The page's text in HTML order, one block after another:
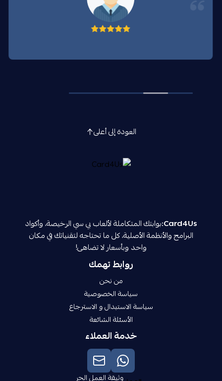
العودة إلى أعلى
Card4Us: بوابتك المتكاملة لألعاب بي سي الرخيصة، وأكواد
البرامج والأنظمة الأصلية، كل ما تحتاجه لتقنياتك في مكان
واحد وبأسعار لا تضاهى!
روابط تهمك
من نحن
سياسة الخصوصية
سياسة الاستبدال و الاسترجاع
الأسئلة الشائعة
خدمة العملاء
وثيقة العمل الحر